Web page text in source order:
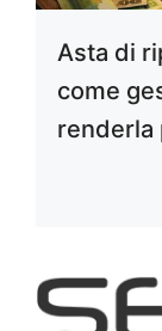
Asta di
come
renderla